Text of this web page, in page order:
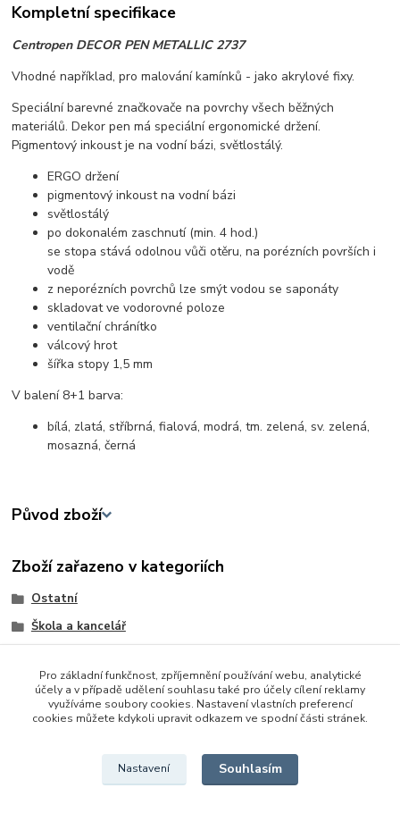
Kompletní specifikace
Centropen DECOR PEN METALLIC 2737
Vhodné například, pro malování kamínků - jako akrylové fixy.
Speciální barevné značkovače na povrchy všech běžných
materiálů. Dekor pen má speciální ergonomické držení.
Pigmentový inkoust je na vodní bázi, světlostálý.
ERGO držení
pigmentový inkoust na vodní bázi
světlostálý
po dokonalém zaschnutí (min. 4 hod.)
se stopa stává odolnou vůči otěru, na porézních površích i
vodě
z neporézních povrchů lze smýt vodou se saponáty
skladovat ve vodorovné poloze
ventilační chránítko
válcový hrot
šířka stopy 1,5 mm
V balení 8+1 barva:
bílá, zlatá, stříbrná, fialová, modrá, tm. zelená, sv. zelená,
mosazná, černá
Původ zboží
Zboží zařazeno v kategoriích
Ostatní
Škola a kancelář
Školní a výtvarné potřeby
Barvy, fixy, pastelky ...
Pro základní funkčnost, zpříjemnění používání webu, analytické
účely a v případě udělení souhlasu také pro účely cílení reklamy
využíváme soubory cookies. Nastavení vlastních preferencí
cookies můžete kdykoli upravit odkazem ve spodní části stránek.
Nastavení Souhlasím